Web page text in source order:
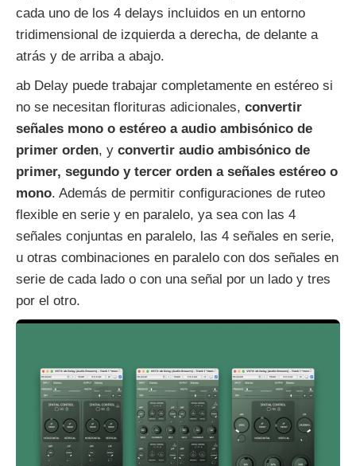
cada uno de los 4 delays incluidos en un entorno
tridimensional de izquierda a derecha, de delante a
atrás y de arriba a abajo.
ab Delay puede trabajar completamente en estéreo si
no se necesitan florituras adicionales, convertir
señales mono o estéreo a audio ambisónico de
primer orden, y convertir audio ambisónico de
primer, segundo y tercer orden a señales estéreo o
mono. Además de permitir configuraciones de ruteo
flexible en serie y en paralelo, ya sea con las 4
señales conjuntas en paralelo, las 4 señales en serie,
u otras combinaciones en paralelo con dos señales en
serie de cada lado o con una señal por un lado y tres
por el otro.